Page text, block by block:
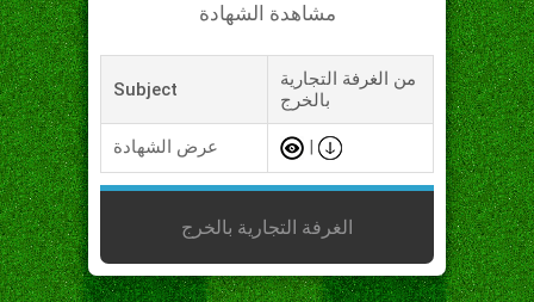
مشاهدة الشهادة
Subject
من الغرفة التجارية
بالخرج
عرض الشهادة
الغرفة التجارية بالخرج